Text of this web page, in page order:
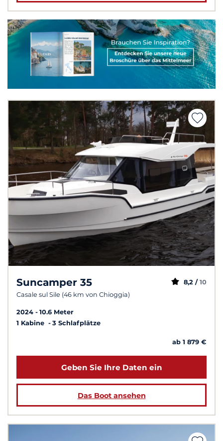
Suncamper 35
Casale sul Sile (46 km von Chioggia)
8,2 / 10
2024
10.6 Meter
1 Kabine
3 Schlafplätze
ab 1 879 €
Geben Sie Ihre Daten ein
Das Boot ansehen